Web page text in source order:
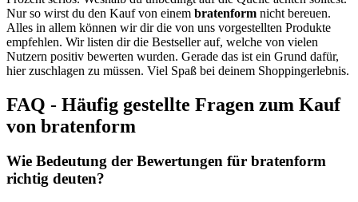
Nur so wirst du den Kauf von einem bratenform nicht bereuen.
Alles in allem können wir dir die von uns vorgestellten Produkte
empfehlen. Wir listen dir die Bestseller auf, welche von vielen
Nutzern positiv bewerten wurden. Gerade das ist ein Grund dafür,
hier zuschlagen zu müssen. Viel Spaß bei deinem Shoppingerlebnis.
FAQ - Häufig gestellte Fragen zum Kauf
von bratenform
Wie Bedeutung der Bewertungen für bratenform
richtig deuten?